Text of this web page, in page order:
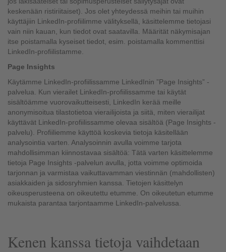
keskenään ristiriitaiset). Jos olet yhteydessä meihin tai muihin
käyttäjiin LinkedIn-profiilimme välityksellä, käsittelemme tietojasi
vain niin kauan, kun tiedot ovat saatavilla. Määrität näkymisajan
itse poistamalla kyseiset tiedot, esim. poistamalla kommenttisi
LinkedIn-profiilistamme.
Page Insights
Käytämme LinkedIn-profiilissamme LinkedInin ”Page Insights” -
palvelua. Kun vierailet LinkedIn-profiilissamme tai käytät
sisältöämme vuorovaikutteisesti, LinkedIn kerää meille
anonymisoitua tilastotietoa vierailijoista ja siitä, miten vierailijat
käyttävät LinkedIn-profiilissamme olevaa sisältöä (Page Insights -
palvelu). Profiiliemme käyttöä koskevia tietoja käsitellään
analysointia varten. Analysoinnin avulla voimme tarjota
mahdollisimman kiinnostavaa sisältöä: Tätä varten käsittelemme
tietoja Page Insights -palvelun avulla, jotta voimme optimoida
tarjonnan ja varmistaa vaikuttavamman viestinnän (mahdollisten)
asiakkaiden ja sidosryhmien kanssa. Tietojen käsittelyn
oikeusperusteena on oikeutettu etumme. On oikeutetun etumme
mukaista parantaa tarjontaamme LinkedIn-palvelussa.
Kenen kanssa tietoja vaihdetaan